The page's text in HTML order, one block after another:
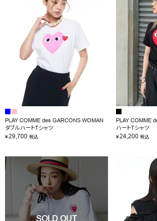
PLAY COMME des GARCONS WOMAN
ダブルハートTシャツ
¥29,700 税込
PLAY COMME
ハートTシャツ
¥24,200 税込